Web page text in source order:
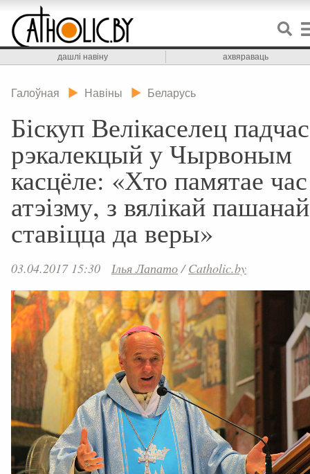
дашлі навіну ахвяраваць
Галоўная Навіны Беларусь
Біскуп Велікаселец падчас
рэкалекцый у Чырвоным
касцёле: «Хто памятае час
атэізму, з вялікай пашанай
ставіцца да веры»
03.04.2017 15:30 Ілья Лапато/Catholic.by